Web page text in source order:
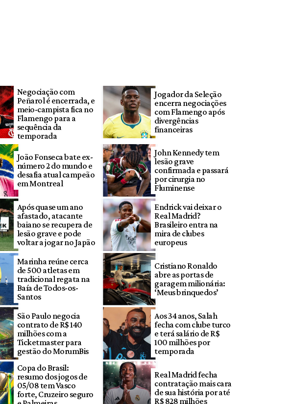
Negociação com
Peñarol é encerrada, e
meio-campista fica no
Flamengo para a
sequência da
temporada
Jogador da Seleção
encerra negociações
com Flamengo após
divergências
financeiras
João Fonseca bate ex-
número 2 do mundo e
desafia atual campeão
em Montreal
John Kennedy tem
lesão grave
confirmada e passará
por cirurgia no
Fluminense
Após quase um ano
afastado, atacante
baiano se recupera de
lesão grave e pode
voltar a jogar no Japão
Endrick vai deixar o
Real Madrid?
Brasileiro entra na
mira de clubes
europeus
Marinha reúne cerca
de 500 atletas em
tradicional regata na
Baía de Todos-os-
Santos
Cristiano Ronaldo
abre as portas de
garagem milionária:
‘Meus brinquedos’
São Paulo negocia
contrato de R$ 140
milhões com a
Ticketmaster para
gestão do MorumBis
Aos 34 anos, Salah
fecha com clube turco
e terá salário de R$
100 milhões por
temporada
Copa do Brasil:
resumo dos jogos de
05/08 tem Vasco
forte, Cruzeiro seguro
Real Madrid fecha
contratação mais cara
de sua história por até
R$ 828 milhões